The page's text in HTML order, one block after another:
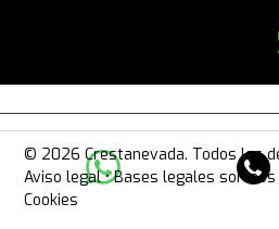
© 2026 Crestanevada. Todos los
Aviso legal•Bases legales sorteos
Cookies